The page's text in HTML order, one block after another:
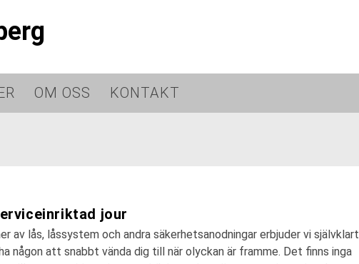
OM OSS KONTAKT
jour
av lås, låssystem och andra säkerhetsanodningar erbjuder vi självklart
någon att snabbt vända dig till när olyckan är framme. Det finns inga